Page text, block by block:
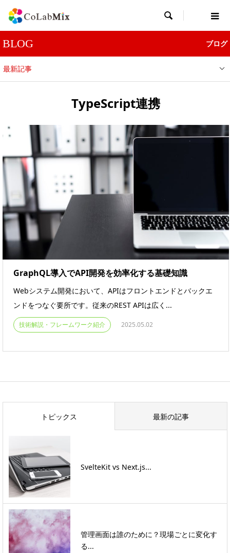

BLOG ブログ
最新記事
TypeScript連携
GraphQL導入でAPI開発を効率化する基礎知識
Webシステム開発において、APIはフロントエンドとバックエ
ンドをつなぐ要所です。従来のREST APIは広く...
技術解説・フレームワーク紹介 2025.05.02
トピックス 最新の記事
SvelteKit vs Next.js...
管理画面は誰のために？現場ごとに変化す
る...